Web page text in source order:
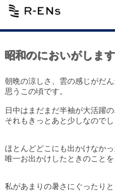
昭和のにおいがします
朝晩の涼しさ、雲の感じがだ
思うこの頃です。
日中はまだまだ半袖が大活躍の
それもきっとあと少しなので
ほとんどどこにも出かけなか
唯一お出かけしたときのことを
私があまりの暑さにぐったり